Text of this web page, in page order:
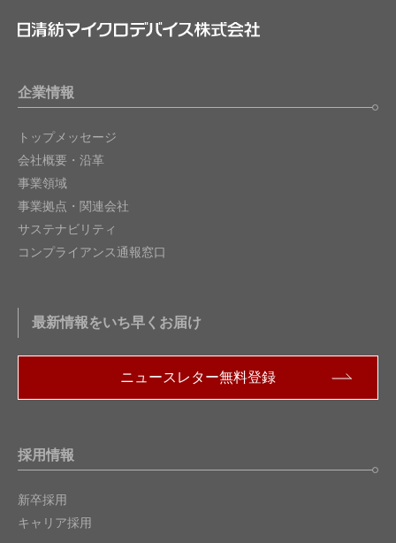
企業情報
トップメッセージ
会社概要・沿革
事業領域
事業拠点・関連会社
サステナビリティ
コンプライアンス通報窓口
最新情報をいち早くお届け
ニュースレター無料登録
採用情報
新卒採用
キャリア採用